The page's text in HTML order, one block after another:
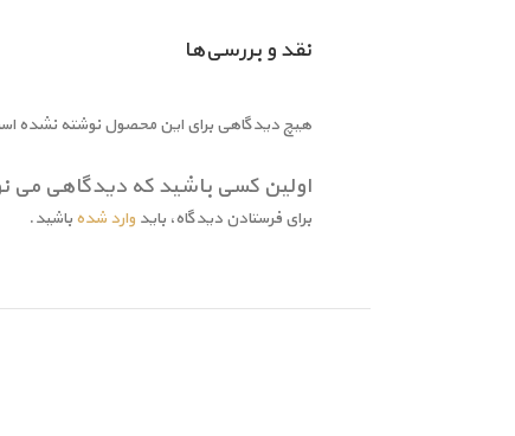
نقد و بررسی‌ها
هیچ دیدگاهی برای این محصول نوشته نشده
اولین کسی باشید که دیدگاهی می
برای فرستادن دیدگاه، باید وارد شدهباشید.